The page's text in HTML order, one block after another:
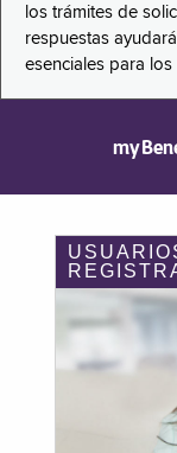
los trámites de
respuestas
esenciales para